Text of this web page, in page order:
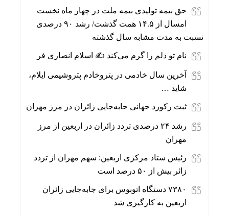
حق بیمه تولیدی بیمه ملت در چهار ماه نخست
امسال از ۱۴.۵ همت گذشت/ رشد ۹۰ درصدی
نسبت به مدت مشابه سال گذشته
نام تو دلم را گرم می‌کند ✍️ اسلام انصاری فر
آخرین سال خادمی در پتروخادم پتروشیمی ایلام،
شاید …
ثبت رکورد جهانی جابه‌جایی زائران در مرز مهران
رشد ۲۴ درصدی تردد زائران در اربعین از مرز
مهران
رئیس ستاد مرکزی اربعین: سهم مهران از تردد
زائر بیش از ۵۰ درصد است
۷۳۸۰ دستگاه اتوبوس برای جابه‌جایی زائران
اربعین به‌ کارگیری شد